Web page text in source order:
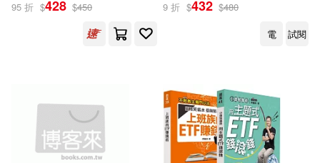
95 折 $428 $450 9 折 $432 $480
電
試閱